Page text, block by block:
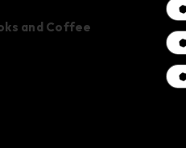
and Coffee